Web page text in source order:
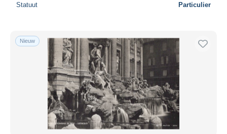
Statuut Particulier
Nieuw